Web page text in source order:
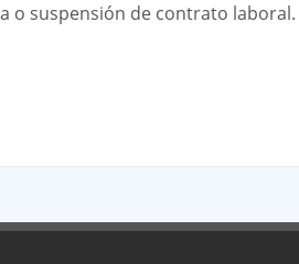
o suspensión de contrato laboral.